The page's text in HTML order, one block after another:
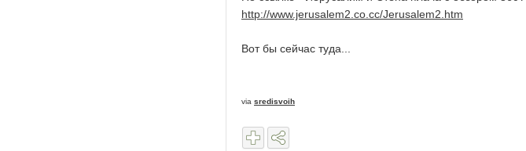
http://www.jerusalem2.co.cc/Jerusalem2.htm
Вот бы сейчас туда...
via sredisvoih